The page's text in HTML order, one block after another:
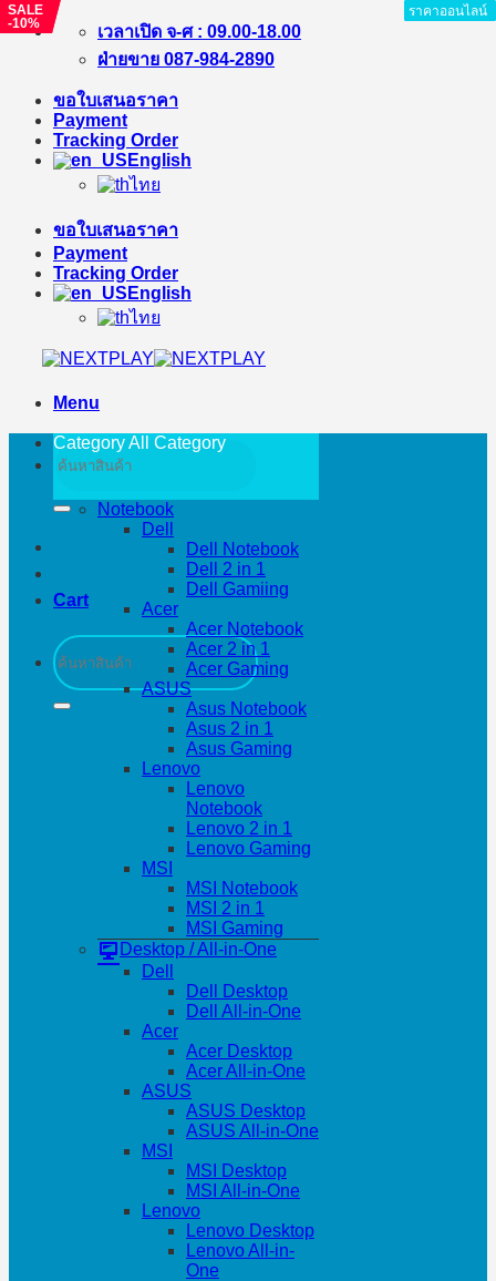
Skip
เวลาเปิด จ-ศ : 09.00-18.00
ฝ่ายขาย 087-984-2890
ขอใบเสนอราคา
Payment
Tracking Order
English
ไทย
ขอใบเสนอราคา
Payment
Tracking Order
English
ไทย
Menu
Search
for:
Cart
Search
for:
Category All Category
Notebook
Dell
Dell Notebook
Dell 2 in 1
Dell Gamiing
Acer
Acer Notebook
Acer 2 in 1
Acer Gaming
ASUS
Asus Notebook
Asus 2 in 1
Asus Gaming
Lenovo
Lenovo
Notebook
Lenovo 2 in 1
Lenovo Gaming
MSI
MSI Notebook
MSI 2 in 1
MSI Gaming
Desktop / All-in-One
Dell
Dell Desktop
Dell All-in-One
Acer
Acer Desktop
Acer All-in-One
ASUS
ASUS Desktop
ASUS All-in-One
MSI
MSI Desktop
MSI All-in-One
Lenovo
Lenovo Desktop
Lenovo All-in-
One
ราคาออนไลน์
ราคาออนไลน์
ราคาออนไลน์
ราคาออนไลน์
ราคาออนไลน์
SALE
-%
ราคาออนไลน์
ราคาออนไลน์
ราคาออนไลน์
ราคาออนไลน์
SALE
-10%